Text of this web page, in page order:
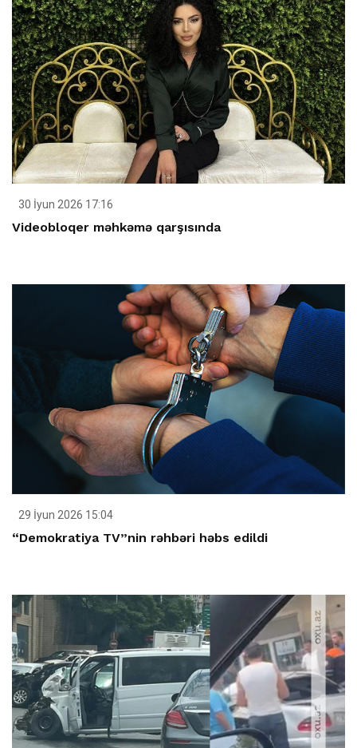
30 İyun 2026 17:16
Videobloqer məhkəmə qarşısında
29 İyun 2026 15:04
“Demokratiya TV”nin rəhbəri həbs edildi